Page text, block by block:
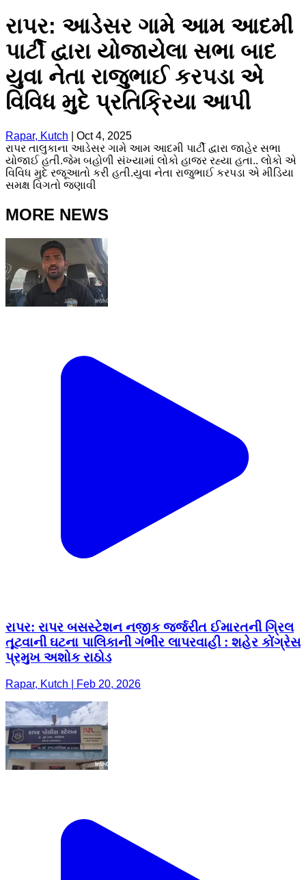
રાપર: આડેસર ગામે આમ આદમી
પાર્ટી દ્વારા યોજાયેલા સભા બાદ
યુવા નેતા રાજુભાઈ કરપડા એ
વિવિધ મુદે પ્રતિક્રિયા આપી
Rapar, Kutch
Oct 4, 2025
રાપર તાલુકાના આડેસર ગામે આમ આદમી પાર્ટી દ્વારા જાહેર સભા
યોજાઈ હતી.જેમ બહોળી સંખ્યામાં લોકો હાજર રહ્યા હતા.. લોકો એ
વિવિધ મુદે રજૂઆતો કરી હતી.યુવા નેતા રાજુભાઈ કરપડા એ મીડિયા
સમક્ષ વિગતો જણાવી
MORE NEWS
રાપર: રાપર બસસ્ટેશન નજીક જર્જરીત ઈમારતની ગ્રિલ
તૂટવાની ઘટના પાલિકાની ગંભીર લાપરવાહી : શહેર કોંગ્રેસ
પ્રમુખ અશોક રાઠોડ
Rapar, Kutch | Feb 20, 2026